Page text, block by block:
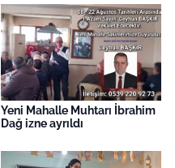
Yeni Mahalle Muhtarı İbrahim
Dağ izne ayrıldı